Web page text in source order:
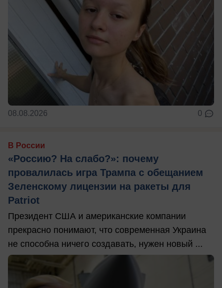
08.08.2026 0
В России
«Россию? На слабо?»: почему
провалилась игра Трампа с обещанием
Зеленскому лицензии на ракеты для
Patriot
Президент США и американские компании
прекрасно понимают, что современная Украина
не способна ничего создавать, нужен новый ...